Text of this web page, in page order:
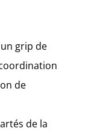
grip de
de
de la